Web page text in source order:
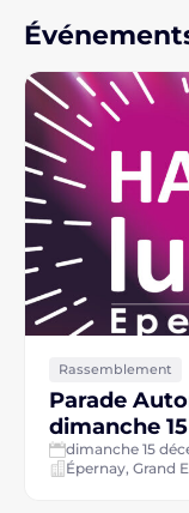
Rassemblement
Parade
dimanche
dimanche 15
Épernay, Grand